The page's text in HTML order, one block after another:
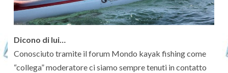
Dicono di lui…
Conosciuto tramite il forum Mondo kayak fishing come
“collega” moderatore ci siamo sempre tenuti in contatto